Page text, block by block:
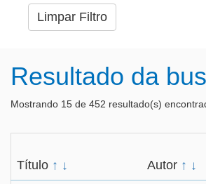
Limpar Filtro
Resultado da
Mostrando 15 de 452 resultado(s)
Título ↑ ↓ Autor ↑ ↓